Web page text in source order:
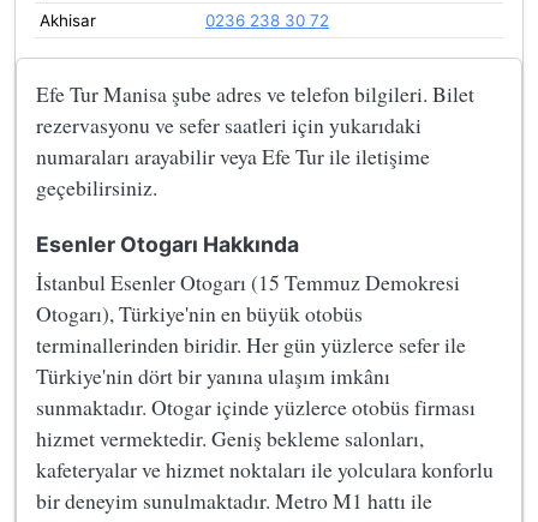
Akhisar 0236 238 30 72
Efe Tur Manisa şube adres ve telefon bilgileri. Bilet
rezervasyonu ve sefer saatleri için yukarıdaki
numaraları arayabilir veya Efe Tur ile iletişime
geçebilirsiniz.
Esenler Otogarı Hakkında
İstanbul Esenler Otogarı (15 Temmuz Demokresi
Otogarı), Türkiye'nin en büyük otobüs
terminallerinden biridir. Her gün yüzlerce sefer ile
Türkiye'nin dört bir yanına ulaşım imkânı
sunmaktadır. Otogar içinde yüzlerce otobüs firması
hizmet vermektedir. Geniş bekleme salonları,
kafeteryalar ve hizmet noktaları ile yolculara konforlu
bir deneyim sunulmaktadır. Metro M1 hattı ile